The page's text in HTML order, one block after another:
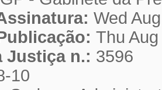
Wed
Thu
Justiça n.: 3596
10